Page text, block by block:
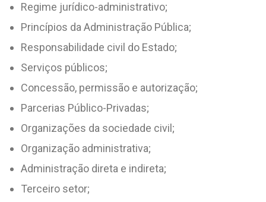
Regime jurídico-administrativo;
Princípios da Administração Pública;
Responsabilidade civil do Estado;
Serviços públicos;
Concessão, permissão e autorização;
Parcerias Público-Privadas;
Organizações da sociedade civil;
Organização administrativa;
Administração direta e indireta;
Terceiro setor;